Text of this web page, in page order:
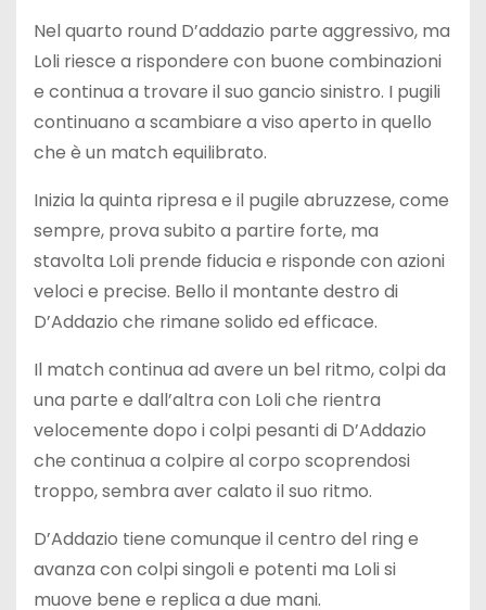
Nel quarto round D’addazio parte aggressivo, ma
Loli riesce a rispondere con buone combinazioni
e continua a trovare il suo gancio sinistro. I pugili
continuano a scambiare a viso aperto in quello
che è un match equilibrato.
Inizia la quinta ripresa e il pugile abruzzese, come
sempre, prova subito a partire forte, ma
stavolta Loli prende fiducia e risponde con azioni
veloci e precise. Bello il montante destro di
D’Addazio che rimane solido ed efficace.
Il match continua ad avere un bel ritmo, colpi da
una parte e dall’altra con Loli che rientra
velocemente dopo i colpi pesanti di D’Addazio
che continua a colpire al corpo scoprendosi
troppo, sembra aver calato il suo ritmo.
D’Addazio tiene comunque il centro del ring e
avanza con colpi singoli e potenti ma Loli si
muove bene e replica a due mani.